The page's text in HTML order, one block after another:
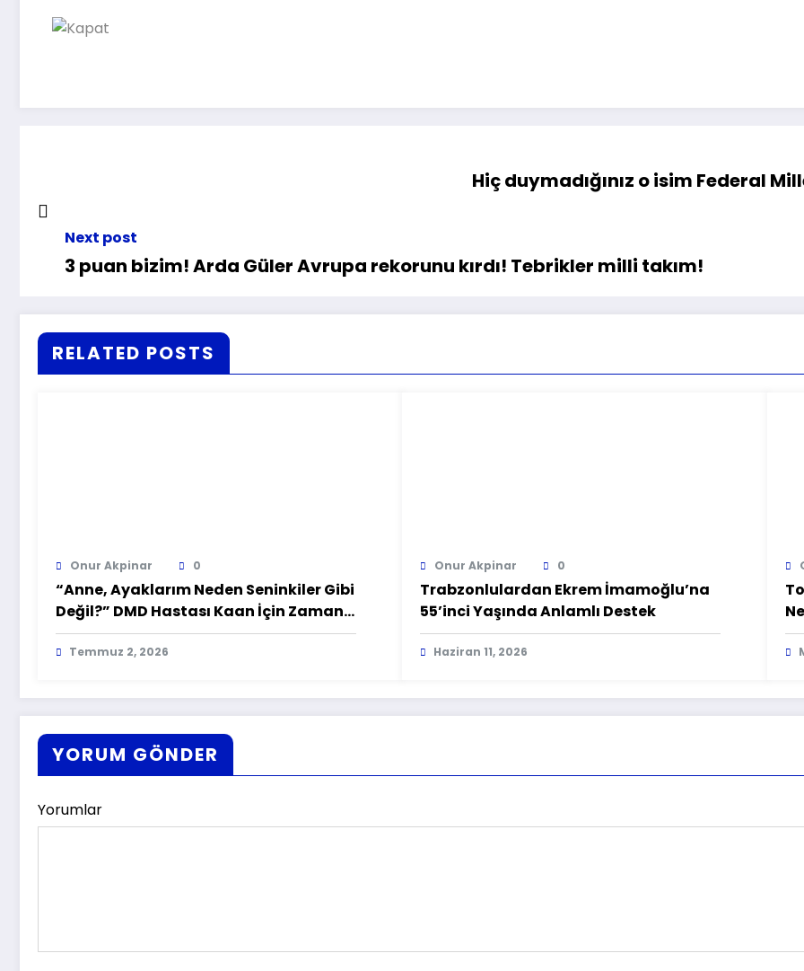
Hiç duymadığınız o isim Federal
Next post
3 puan bizim! Arda Güler Avrupa rekorunu kırdı! Tebrikler milli takım!
RELATED POSTS
Onur Akpinar 0
“Anne, Ayaklarım Neden Seninkiler Gibi
Değil?” DMD Hastası Kaan İçin Zamana
Karşı Yarış
Temmuz 2, 2026
Onur Akpinar 0
Trabzonlulardan Ekrem İmamoğlu’na
55’inci Yaşında Anlamlı Destek
Haziran 11, 2026
YORUM GÖNDER
Yorumlar